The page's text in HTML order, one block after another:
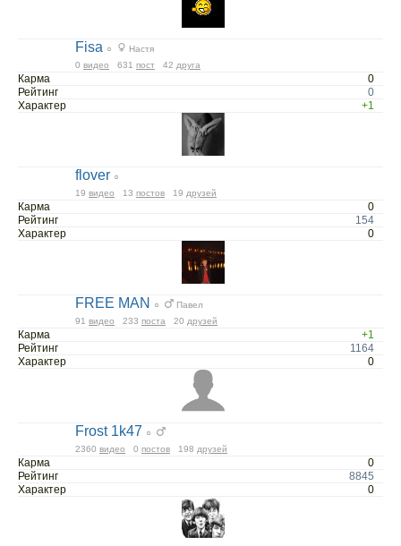
Fisa ○
Настя
0 видео 631 пост 42 друга
Карма
0
Рейтинг
0
Характер
+1
flover ○
19 видео 13 постов 19 друзей
Карма
0
Рейтинг
154
Характер
0
FREE MAN ○
Павел
91 видео 233 поста 20 друзей
Карма
+1
Рейтинг
1164
Характер
0
Frost 1k47 ○
2360 видео 0 постов 198 друзей
Карма
0
Рейтинг
8845
Характер
0